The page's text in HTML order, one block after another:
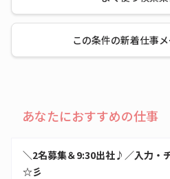
この条件の新着仕事
あなたにおすすめの仕事
＼2名募集＆9:30出社♪／入力・
☆彡